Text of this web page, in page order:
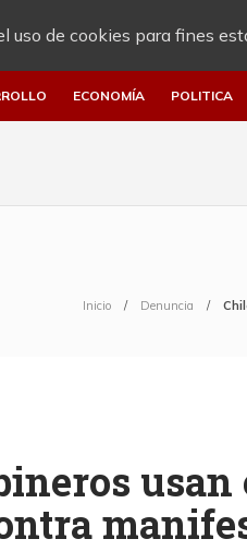
uso de cookies para fines
ECONOMÍA POLITICA
Inicio Denuncia
usan